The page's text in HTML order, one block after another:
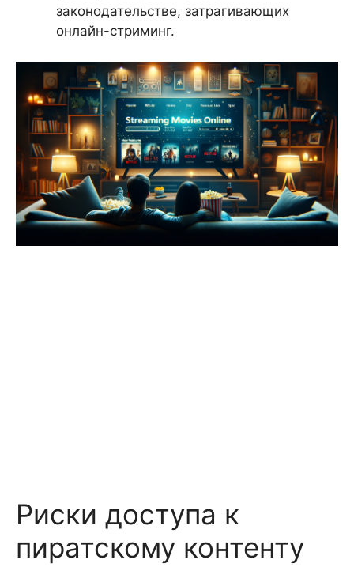
законодательстве, затрагивающих
онлайн-стриминг.
Риски доступа к
пиратскому контенту